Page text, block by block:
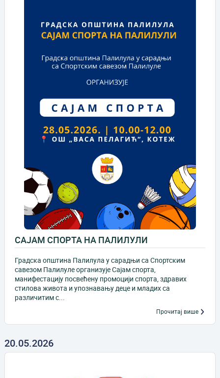
САЈАМ СПОРТА НА ПАЛИЛУЛИ
Градска општина Палилула у сарадњи са Спортским
савезом Палилуле организује Сајам спорта,
манифестацију посвећену промоцији спорта, здравих
стилова живота и упознавању деце и младих са
различитим с...
Прочитај више
20.05.2026